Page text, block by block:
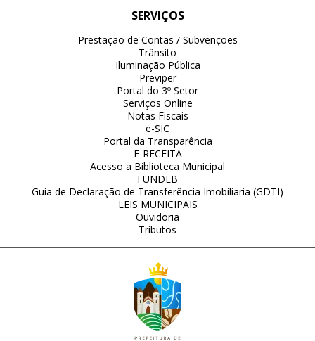
SERVIÇOS
Prestação de Contas / Subvenções
Trânsito
Iluminação Pública
Previper
Portal do 3º Setor
Serviços Online
Notas Fiscais
e-SIC
Portal da Transparência
E-RECEITA
Acesso a Biblioteca Municipal
FUNDEB
Guia de Declaração de Transferência Imobiliaria (GDTI)
LEIS MUNICIPAIS
Ouvidoria
Tributos